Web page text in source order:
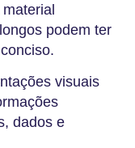
podem ter
visuais
dados e